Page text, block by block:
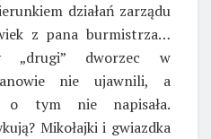
działań zarządu
z pana burmistrza…
„drugi” dworzec w
nie ujawnili, a
o tym nie napisała.
Mikołajki i gwiazdka